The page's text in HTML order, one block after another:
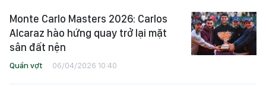
Monte Carlo Masters 2026: Carlos
Alcaraz hào hứng quay trở lại mặt
sân đất nện
Quần vợt 06/04/2026 10:40